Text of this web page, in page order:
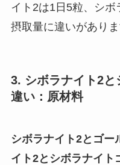
イト2は1日5粒、シボ
摂取量に違いがありま
3. シボラナイト2
違い：原材料
シボラナイト2とゴー
イト2とシボラナイト